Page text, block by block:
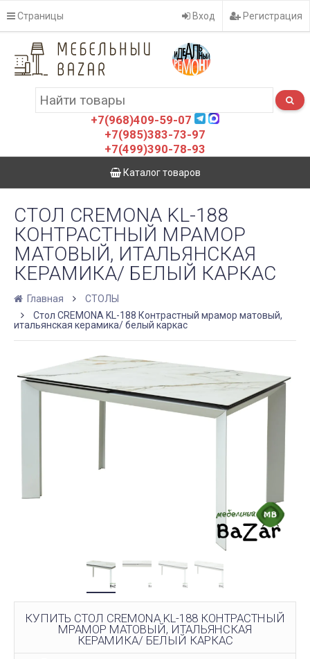
Страницы Вход Регистрация
+7(968)409-59-07
+7(985)383-73-97
+7(499)390-78-93
Каталог товаров
СТОЛ CREMONA KL-188
КОНТРАСТНЫЙ МРАМОР
МАТОВЫЙ, ИТАЛЬЯНСКАЯ
КЕРАМИКА/ БЕЛЫЙ КАРКАС
Главная
СТОЛЫ
Стол CREMONA KL-188 Контрастный мрамор матовый,
итальянская керамика/ белый каркас
КУПИТЬ СТОЛ CREMONA KL-188 КОНТРАСТНЫЙ
МРАМОР МАТОВЫЙ, ИТАЛЬЯНСКАЯ
КЕРАМИКА/ БЕЛЫЙ КАРКАС